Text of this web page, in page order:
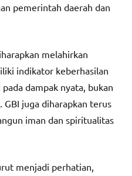
pemerintah daerah dan
melahirkan
indikator keberhasilan
dampak nyata, bukan
juga diharapkan terus
iman dan spiritualitas
menjadi perhatian,